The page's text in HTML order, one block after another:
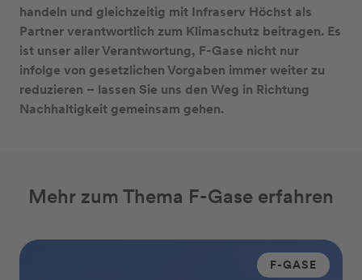
handeln und gleichzeitig mit Infraserv Höchst als
Partner verantwortlich zum Klimaschutz beitragen. Es
ist unser aller Verantwortung, F-Gase nicht nur
infolge von gesetzlichen Vorgaben immer weiter zu
reduzieren – lassen Sie uns den Weg in Richtung
Nachhaltigkeit gemeinsam gehen.
Mehr zum Thema F-Gase erfahren
F-GASE